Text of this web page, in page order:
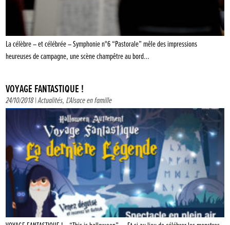
La célèbre – et célébrée – Symphonie n°6 “Pastorale” mêle des impressions
heureuses de campagne, une scène champêtre au bord…
VOYAGE FANTASTIQUE !
24/10/2018 |Actualités,L'Alsace en famille